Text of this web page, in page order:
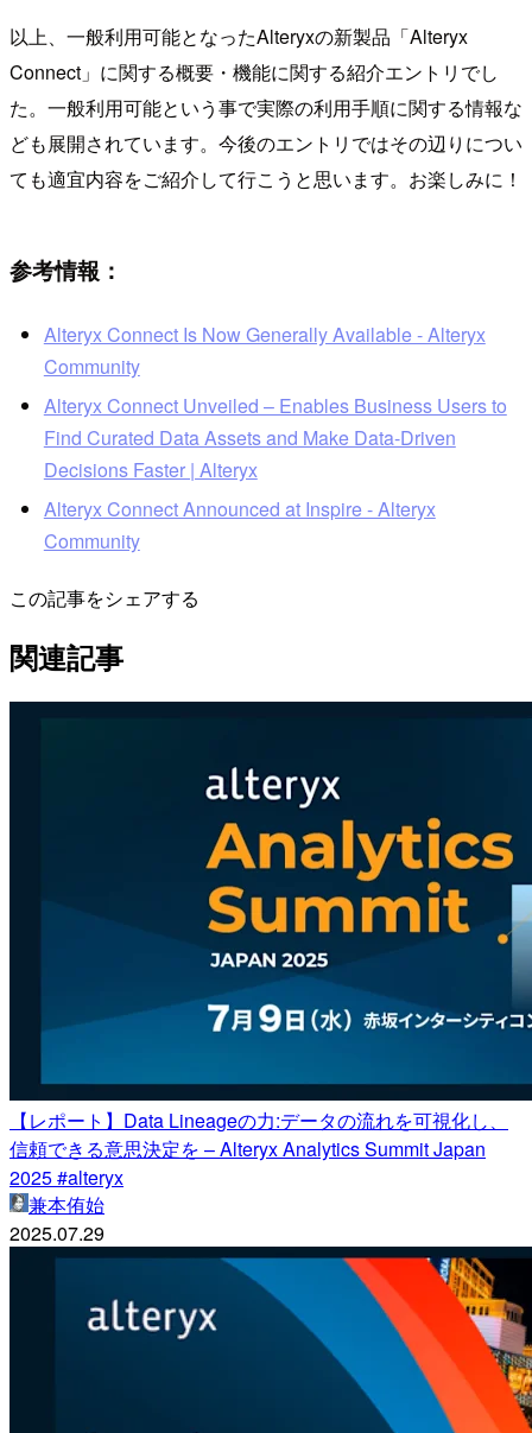
以上、一般利用可能となったAlteryxの新製品「Alteryx
Connect」に関する概要・機能に関する紹介エントリでし
た。一般利用可能という事で実際の利用手順に関する情報な
ども展開されています。今後のエントリではその辺りについ
ても適宜内容をご紹介して行こうと思います。お楽しみに！
参考情報：
Alteryx Connect Is Now Generally Available - Alteryx
Community
Alteryx Connect Unveiled – Enables Business Users to
Find Curated Data Assets and Make Data-Driven
Decisions Faster | Alteryx
Alteryx Connect Announced at Inspire - Alteryx
Community
この記事をシェアする
関連記事
【レポート】Data Lineageの力:データの流れを可視化し、
信頼できる意思決定を – Alteryx Analytics Summit Japan
2025 #alteryx
兼本侑始
2025.07.29